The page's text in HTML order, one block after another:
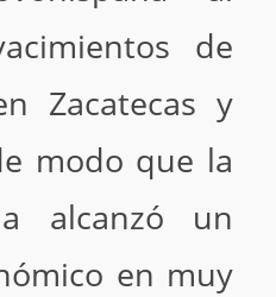
de
Zacatecas y
modo que la
alcanzó un
en muy